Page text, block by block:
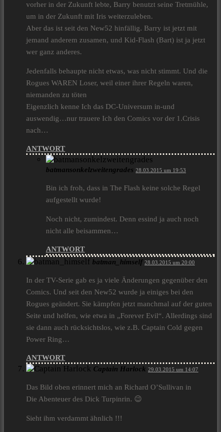
vorher in der Zukunft lebte, Barry benutzt seine Tretmühle,
um in der Zukunft mit Iris weiterzuleben.
Aber das ist seit den New52 hinfällig. Barry ist jetzt mit
jemand anderem zusamen, und Kid-Flash (Bart) ist ja jetzt
wer ganz anderes.
Jedenfalls behaupte nicht etwas, was nicht stimmt. Und die
Rogues WAREN Loser, weil einer ihrer Regeln waren,
niemanden zu töten
Eigenzlich kenne Ich das DC-Universum in-und
auswendig…nur trauere Ich den Comics vor der 1.Crisis
nach…
ANTWORT
batmansonkelzweitengrades 28.03.2015 um 19:53
Bin ich froh, dass in The Flash keine solche Regel
aufgestellt wurde!
Noch nicht, zumindest. Denn essind ja auch noch
nicht alle beisammen…
ANTWORT
batman_himself 28.03.2015 um 20:00
In der TV-Serie gab es ja viele Änderungen gegenüber den
Comics. Und seit den New52 wurde ja einiges bei den
Rogues geändert. Sie kämpfen jetzt manchmal auf der guten
Seite und helfen, wie etwa in „Forever Evil“. Allerdings sind
sie dann auch rücksichtslos, wie z.B. Captain Cold gegen
Power Ring…
ANTWORT
Captain Harlock 29.03.2015 um 14:07
Das Bild oben erinnert mich an Richard O’Sullivan in
Die Abenteuer des Dick Turpinrin. 😉
Sieht ihm verdammt ähnlich !!!